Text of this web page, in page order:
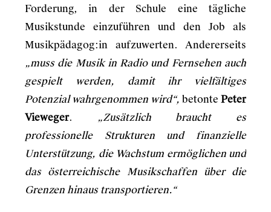
Forderung, in der Schule eine tägliche
Musikstunde einzuführen und den Job als
Musikpädagog:in aufzuwerten. Andererseits
„muss die Musik in Radio und Fernsehen auch
gespielt werden, damit ihr vielfältiges
Potenzial wahrgenommen wird“, betonte Peter
Vieweger.
„Zusätzlich braucht es
professionelle Strukturen und finanzielle
Unterstützung, die Wachstum ermöglichen und
das österreichische Musikschaffen über die
Grenzen hinaus transportieren.“